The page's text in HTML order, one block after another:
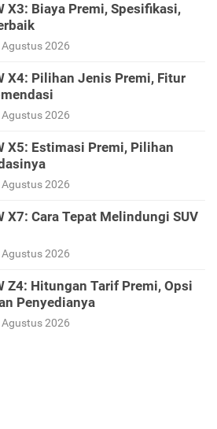
X3: Biaya Premi, Spesifikasi,
Agustus 2026
X4: Pilihan Jenis Premi, Fitur
Agustus 2026
X5: Estimasi Premi, Pilihan
Agustus 2026
X7: Cara Tepat Melindungi SUV
Agustus 2026
Z4: Hitungan Tarif Premi, Opsi
Penyedianya
Agustus 2026